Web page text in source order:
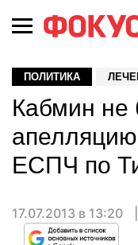
ПОЛИТИКА
Кабмин не
ЕСПЧ по
17.07.2013 в 13:20